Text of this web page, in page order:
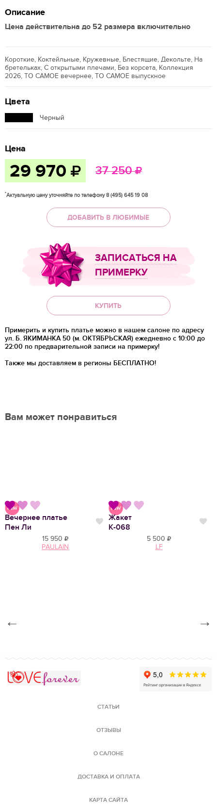
Описание
Цена действительна до 52 размера включительно
Короткие, Коктейльные, Кружевные, Блестящие, Декольте, На
бретельках, С открытыми плечами, Без корсета, Коллекция
2026, ТО САМОЕ вечернее, ТО САМОЕ выпускное
Цвета
Черный
Цена
29 970 37 250
*Актуальную цену уточняйте по телефону 8 (495) 645 19 08
ДОБАВИТЬ В ЛЮБИМЫЕ
ЗАПИСАТЬСЯ НА
ПРИМЕРКУ
КУПИТЬ
Примерить и купить платье можно в нашем салоне по адресу
ул. Б. ЯКИМАНКА 50 (м. ОКТЯБРЬСКАЯ) ежедневно с 10:00 до
22:00 по предварительной записи на примерку!
Также мы доставляем в регионы БЕСПЛАТНО!
Вам может понравиться
Нравится
Вечернее платье
Пен Ли
Нравится
15 950
PAULAIN
Жакет
К-068
5 500
LF
← →
СТАТЬИ
ОТЗЫВЫ
О САЛОНЕ
ДОСТАВКА И ОПЛАТА
КАРТА САЙТА